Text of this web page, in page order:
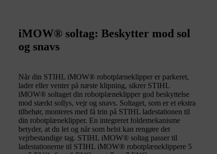
iMOW® soltag: Beskytter mod sol
og snavs
Når din STIHL iMOW® robotplæneklipper er parkeret,
lader eller venter på næste klipning, sikrer STIHL
iMOW® soltaget din robotplæneklipper god beskyttelse
mod stærkt sollys, vejr og snavs. Soltaget, som er et ekstra
tilbehør, monteres med få trin på STIHL ladestationen til
din robotplæneklipper. En integreret foldemekanisme
betyder, at du let og når som helst kan rengøre det
vejrbestandige tag. STIHL iMOW® soltag passer til
ladestationerne til STIHL iMOW® robotplæneklippere 5